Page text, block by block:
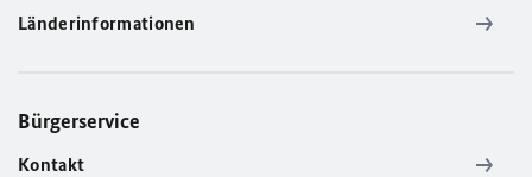
Länderinformationen
Bürgerservice
Kontakt